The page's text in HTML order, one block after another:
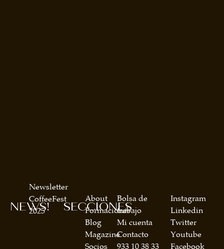
SECCIONES
About
Formaciones
Blog
Magazine
Socios
Bolsa de
trabajo
Mi cuenta
Contacto
933 10 38 33
NEWS!
Newsletter
CoffeeFest
2025
Instagram
Linkedin
Twitter
Youtube
Facebook